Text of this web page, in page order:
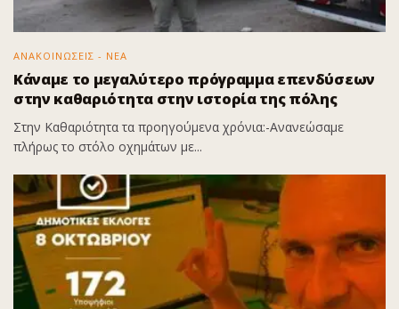
ΑΝΑΚΟΙΝΩΣΕΙΣ - ΝΕΑ
Κάναμε το μεγαλύτερο πρόγραμμα επενδύσεων
στην καθαριότητα στην ιστορία της πόλης
Στην Καθαριότητα τα προηγούμενα χρόνια:-Ανανεώσαμε
πλήρως το στόλο οχημάτων με...